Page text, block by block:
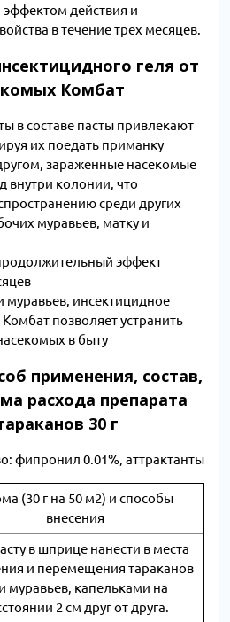
действия и
в течение трех месяцев.
геля от
Комбат
в составе пасты привлекают
их поедать приманку
зараженные насекомые
внутри колонии, что
среди других
муравьев, матку и
эффект
инсектицидное
позволяет устранить
в быту
применения, состав,
расхода препарата
30 г
фипронил 0.01%, аттрактанты
(30 г на 50 м2) и способы
внесения
в шприце нанести в места
и перемещения тараканов
муравьев, капельками на
2 см друг от друга.